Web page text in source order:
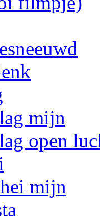
mijn
open
mijn